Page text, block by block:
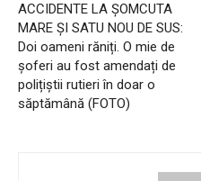
ACCIDENTE LA ȘOMCUTA
MARE ȘI SATU NOU DE SUS:
Doi oameni răniți. O mie de
șoferi au fost amendați de
polițiștii rutieri în doar o
săptămână (FOTO)